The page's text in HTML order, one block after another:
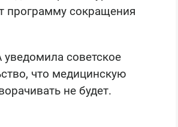
программу сокращения
уведомила советское
что медицинскую
не будет.